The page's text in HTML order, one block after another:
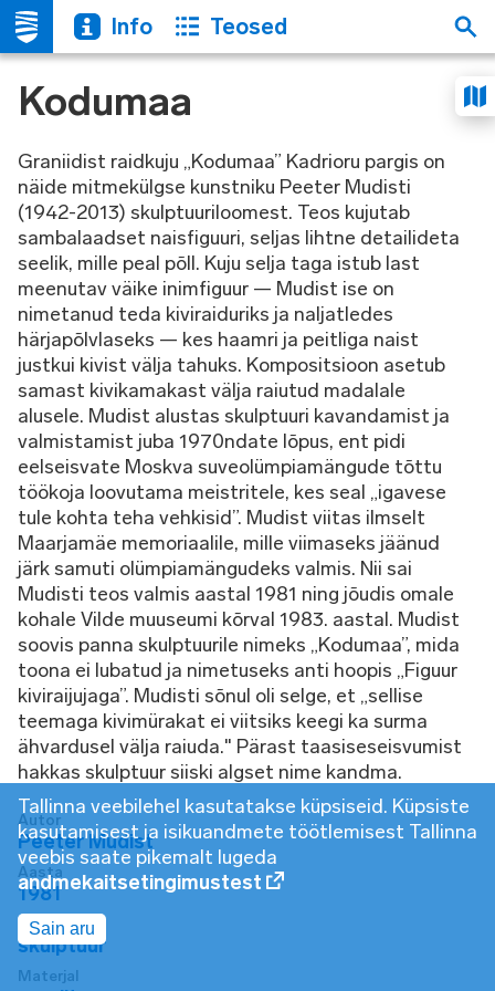
Info Teosed
Kodumaa
Graniidist raidkuju „Kodumaa” Kadrioru pargis on
näide mitmekülgse kunstniku Peeter Mudisti
(1942-2013) skulptuuriloomest. Teos kujutab
sambalaadset naisfiguuri, seljas lihtne detailideta
seelik, mille peal põll. Kuju selja taga istub last
meenutav väike inimfiguur — Mudist ise on
nimetanud teda kiviraiduriks ja naljatledes
härjapõlvlaseks — kes haamri ja peitliga naist
justkui kivist välja tahuks. Kompositsioon asetub
samast kivikamakast välja raiutud madalale
alusele. Mudist alustas skulptuuri kavandamist ja
valmistamist juba 1970ndate lõpus, ent pidi
eelseisvate Moskva suveolümpiamängude tõttu
töökoja loovutama meistritele, kes seal „igavese
tule kohta teha vehkisid”. Mudist viitas ilmselt
Maarjamäe memoriaalile, mille viimaseks jäänud
järk samuti olümpiamängudeks valmis. Nii sai
Mudisti teos valmis aastal 1981 ning jõudis omale
kohale Vilde muuseumi kõrval 1983. aastal. Mudist
soovis panna skulptuurile nimeks „Kodumaa”, mida
toona ei lubatud ja nimetuseks anti hoopis „Figuur
kiviraijujaga”. Mudisti sõnul oli selge, et „sellise
teemaga kivimürakat ei viitsiks keegi ka surma
ähvardusel välja raiuda." Pärast taasiseseisvumist
hakkas skulptuur siiski algset nime kandma.
Autor
Peeter Mudist
Aasta
1981
Tüüp
skulptuur
Materjal
Tallinna veebilehel kasutatakse küpsiseid. Küpsiste
kasutamisest ja isikuandmete töötlemisest Tallinna
veebis saate pikemalt lugeda
andmekaitsetingimustest
Sain aru